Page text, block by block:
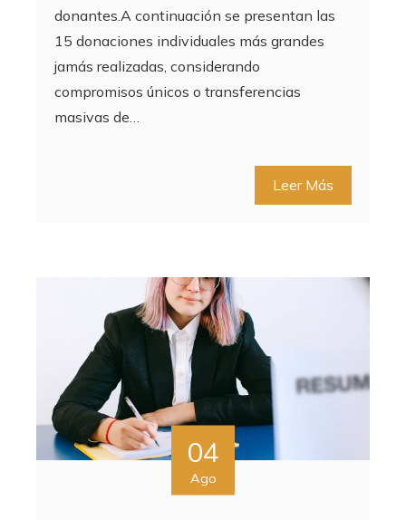
donantes.A continuación se presentan las
15 donaciones individuales más grandes
jamás realizadas, considerando
compromisos únicos o transferencias
masivas de…
Leer Más
04
Ago